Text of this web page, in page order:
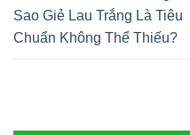
Sao Giẻ Lau Trắng Là Tiêu
Chuẩn Không Thể Thiếu?